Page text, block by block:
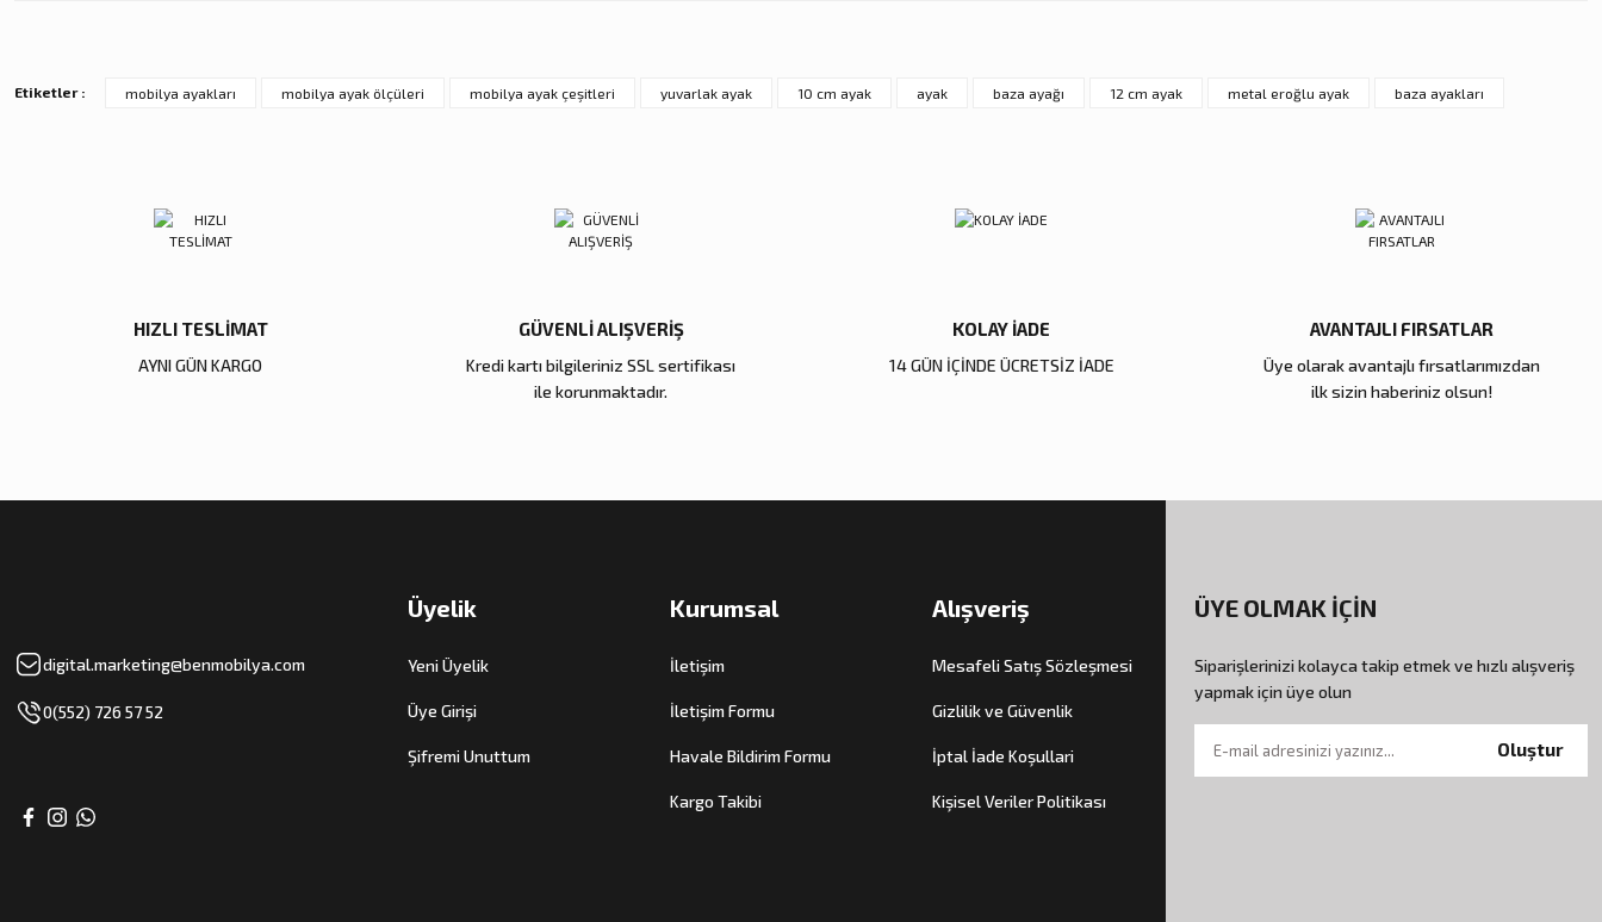
Yorum Yaz
Soru Sor
Ürün açıklamasında eksik bilgiler bulunuyor.
Deneyimini Paylaş
Etiketler : mobilya ayakları mobilya ayak ölçüleri mobilya ayak çeşitleri yuvarlak ayak 10 cm ayak ayak baza ayağı 12 cm ayak metal eroğlu ayak baza ayakları
HIZLI TESLİMAT
AYNI GÜN KARGO
GÜVENLİ ALIŞVERİŞ
Kredi kartı bilgileriniz SSL sertifikası
ile korunmaktadır.
KOLAY İADE
14 GÜN İÇİNDE ÜCRETSİZ İADE
AVANTAJLI FIRSATLAR
Üye olarak avantajlı fırsatlarımızdan
ilk sizin haberiniz olsun!
digital.marketing@benmobilya.com
0(552) 726 57 52
Üyelik
Yeni Üyelik
Üye Girişi
Şifremi Unuttum
Kurumsal
İletişim
İletişim Formu
Havale Bildirim Formu
Kargo Takibi
Alışveriş
Mesafeli Satış Sözleşmesi
Gizlilik ve Güvenlik
İptal İade Koşullari
Kişisel Veriler Politikası
ÜYE OLMAK İÇİN
Siparişlerinizi kolayca takip etmek ve hızlı alışveriş
yapmak için üye olun
Oluştur